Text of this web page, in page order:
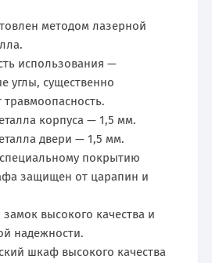
методом лазерной
использования —
углы, существенно
корпуса — 1,5 мм.
двери — 1,5 мм.
покрытию
защищен от царапин и
замок высокого качества и
надежности.
шкаф высокого качества